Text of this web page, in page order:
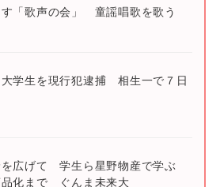
「歌声の会」 童謡唱歌を歌う
学生を現行犯逮捕 相生一で７日
を広げて 学生ら星野物産で学ぶ
化まで ぐんま未来大